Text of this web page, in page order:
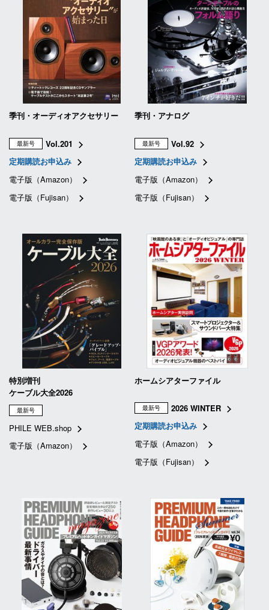
季刊・オーディオアクセサリー
最新号
Vol.201
定期購読お申込み
電子版（Amazon）
電子版（Fujisan）
季刊・アナログ
最新号
Vol.92
定期購読お申込み
電子版（Amazon）
電子版（Fujisan）
特別増刊
ケーブル大全2026
最新号
PHILE WEB.shop
電子版（Amazon）
ホームシアターファイル
最新号
2026 WINTER
定期購読お申込み
電子版（Amazon）
電子版（Fujisan）